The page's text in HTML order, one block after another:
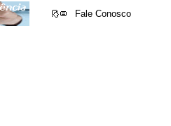
Fale Conosco